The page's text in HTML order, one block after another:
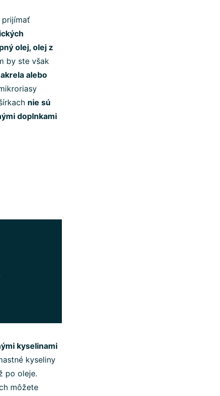
olej, olej z
by ste však
alebo
nie sú
doplnkami
kyselinami
kyseliny
po oleje.
môžete